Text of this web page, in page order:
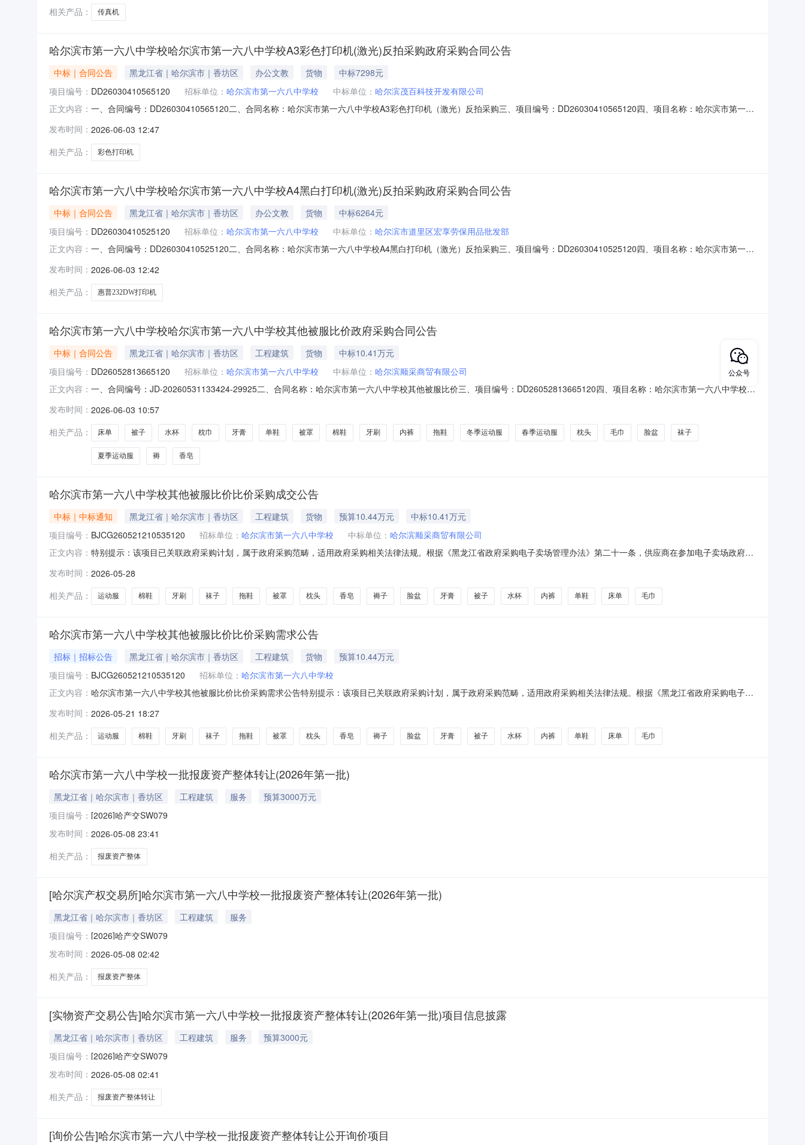
相关产品：
传真机
哈尔滨市第一六八中学校哈尔滨市第一六八中学校A3彩色打印机(激光)反拍采购政府采购合同公告
中标｜合同公告 黑龙江省｜哈尔滨市｜香坊区 办公文教 货物
中标7298元
项目编号： DD26030410565120 招标单位： 哈尔滨市第一六八中学校 中标单位： 哈尔滨茂百科技开发有限公司
正文内容： 一、合同编号：DD26030410565120二、合同名称：哈尔滨市第一六八中学校A3彩色打印机（激光）反拍采购三、项目编号：DD26030410565120四、项目名称：哈尔滨市第一六
哈尔滨茂百科技开发有限公司地址：哈尔滨市南岗区哈尔滨大街666号B14栋2单元4层1号联系方式：15104584547六、合同主要信息主要标的：序号名称数量(
发布时间： 2026-06-03 12:47
相关产品：
彩色打印机
哈尔滨市第一六八中学校哈尔滨市第一六八中学校A4黑白打印机(激光)反拍采购政府采购合同公告
中标｜合同公告 黑龙江省｜哈尔滨市｜香坊区 办公文教 货物
中标6264元
项目编号： DD26030410525120 招标单位： 哈尔滨市第一六八中学校 中标单位： 哈尔滨市道里区宏享劳保用品批发部
正文内容： 一、合同编号：DD26030410525120二、合同名称：哈尔滨市第一六八中学校A4黑白打印机（激光）反拍采购三、项目编号：DD26030410525120四、项目名称：哈尔滨市第一六
哈尔滨市道里区宏享劳保用品批发部地址：黑龙江省哈尔滨市道里区民生二期B23栋1单元30层6号（住宅）（办公室）联系方式：13104500153六、合同主要信息
发布时间： 2026-06-03 12:42
相关产品：
惠普232DW打印机
哈尔滨市第一六八中学校哈尔滨市第一六八中学校其他被服比价政府采购合同公告
中标｜合同公告 黑龙江省｜哈尔滨市｜香坊区 工程建筑 货物
中标10.41万元
项目编号： DD26052813665120 招标单位： 哈尔滨市第一六八中学校 中标单位： 哈尔滨顺采商贸有限公司
正文内容： 一、合同编号：JD-20260531133424-29925二、合同名称：哈尔滨市第一六八中学校其他被服比价三、项目编号：DD26052813665120四、项目名称：哈尔滨市第一六八中学校其
址：黑龙江省哈尔滨市香坊区中山路172号常青国际大厦17层3号联系方式：13836036406六、合同主要信息主要标的：序号名称数量(单位)单价(元)总价(
发布时间： 2026-06-03 10:57
相关产品：
床单 被子 水杯 枕巾 牙膏 单鞋 被罩 棉鞋 牙刷 内裤 拖鞋 冬季运动服 春季运动服 枕头 毛巾 脸盆 袜子
夏季运动服 褥 香皂
哈尔滨市第一六八中学校其他被服比价比价采购成交公告
中标｜中标通知 黑龙江省｜哈尔滨市｜香坊区 工程建筑 货物 预算10.44万元
中标10.41万元
项目编号： BJCG260521210535120 招标单位： 哈尔滨市第一六八中学校 中标单位： 哈尔滨顺采商贸有限公司
正文内容： 特别提示：该项目已关联政府采购计划，属于政府采购范畴，适用政府采购相关法律法规。根据《黑龙江省政府采购电子卖场管理办法》第二十一条，供应商在参加电子卖场政府采
目名称:哈尔滨市第一六八中学校其他被服比价项目编号:BJCG260521210535120成交供应商:哈尔滨顺采商贸有限公司成交价:104160.00元项目基本信息采购单位：哈尔滨市第一六
八中学校报价截止
发布时间： 2026-05-28
相关产品：
运动服 棉鞋 牙刷 袜子 拖鞋 被罩 枕头 香皂 褥子 脸盆 牙膏 被子 水杯 内裤 单鞋 床单 毛巾
哈尔滨市第一六八中学校其他被服比价比价采购需求公告
招标｜招标公告 黑龙江省｜哈尔滨市｜香坊区 工程建筑 货物
预算10.44万元
项目编号： BJCG260521210535120 招标单位： 哈尔滨市第一六八中学校
正文内容： 哈尔滨市第一六八中学校其他被服比价比价采购需求公告特别提示：该项目已关联政府采购计划，属于政府采购范畴，适用政府采购相关法律法规。根据《黑龙江省政府采购电子卖
流程详见黑龙江省政府采购电子卖场质疑、投诉流程。项目名称:哈尔滨市第一六八中学校其他被服比价项目编号:BJCG260521210535120项目基本信息采购单位：哈尔滨市第一六
八中学校报价截止时间：202
发布时间： 2026-05-21 18:27
相关产品：
运动服 棉鞋 牙刷 袜子 拖鞋 被罩 枕头 香皂 褥子 脸盆 牙膏 被子 水杯 内裤 单鞋 床单 毛巾
哈尔滨市第一六八中学校一批报废资产整体转让(2026年第一批)
黑龙江省｜哈尔滨市｜香坊区 工程建筑 服务
预算3000万元
项目编号： [2026]哈产交SW079
发布时间： 2026-05-08 23:41
相关产品：
报废资产整体
[哈尔滨产权交易所]哈尔滨市第一六八中学校一批报废资产整体转让(2026年第一批)
黑龙江省｜哈尔滨市｜香坊区 工程建筑
服务
项目编号： [2026]哈产交SW079
发布时间： 2026-05-08 02:42
相关产品：
报废资产整体
[实物资产交易公告]哈尔滨市第一六八中学校一批报废资产整体转让(2026年第一批)项目信息披露
黑龙江省｜哈尔滨市｜香坊区 工程建筑 服务
预算3000元
项目编号： [2026]哈产交SW079
发布时间： 2026-05-08 02:41
相关产品：
报废资产整体转让
[询价公告]哈尔滨市第一六八中学校一批报废资产整体转让公开询价项目
公众号